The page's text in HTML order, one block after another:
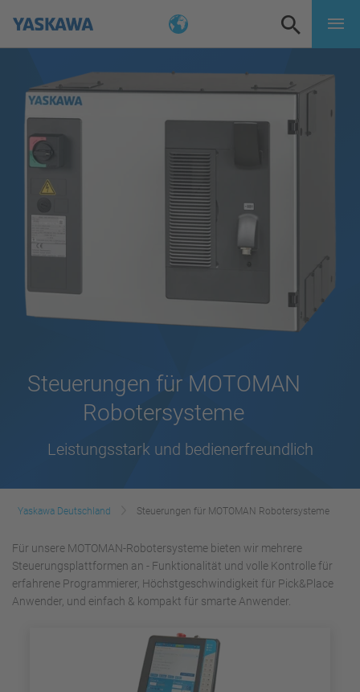
Steuerungen für MOTOMAN
Robotersysteme
Leistungsstark und bedienerfreundlich
Yaskawa Deutschland Steuerungen für MOTOMAN Robotersysteme
Für unsere MOTOMAN-Robotersysteme bieten wir mehrere
Steuerungsplattformen an - Funktionalität und volle Kontrolle für
erfahrene Programmierer, Höchstgeschwindigkeit für Pick&Place
Anwender, und einfach & kompakt für smarte Anwender.